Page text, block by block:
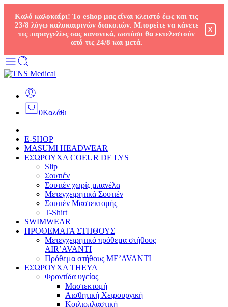
Καλό καλοκαίρι! Το eshop μας είναι κλειστό έως και τις
23/8 λόγω καλοκαιρινών διακοπών. Μπορείτε να κάνετε
τις παραγγελίες σας κανονικά, ωστόσο θα εκτελεστούν
από τις 24/8 και μετά.
X
0Καλάθι
E-SHOP
MASUMI HEADWEAR
ΕΣΩΡΟΥΧΑ COEUR DE LYS
Slip
Σουτιέν
Σουτιέν χωρίς μπανέλα
Μετεγχειρητικά Σουτιέν
Σουτιέν Μαστεκτομής
T-Shirt
SWIMWEAR
ΠΡΟΘΕΜΑΤΑ ΣΤΗΘΟΥΣ
Μετεγχειρητικό πρόθεμα στήθους
AIR’AVANTI
Πρόθεμα στήθους ME’AVANTI
ΕΣΩΡΟΥΧΑ THEYA
Φροντίδα υγείας
Μαστεκτομή
Αισθητική Χειρουργική
Κοιλιοπλαστική